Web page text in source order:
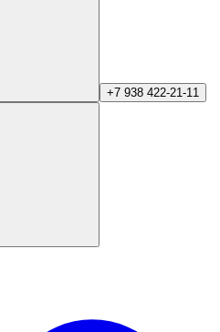
+7 938 422-21-11